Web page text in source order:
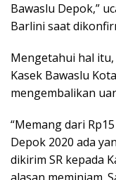
Bawaslu Depok,”
Barlini saat
Mengetahui hal
Kasek Bawaslu
mengembalikan
“Memang dari
Depok 2020 ada
dikirim SR kepada